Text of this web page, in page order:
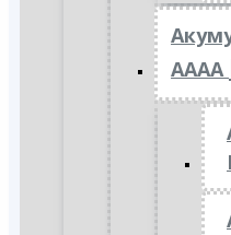
АААА